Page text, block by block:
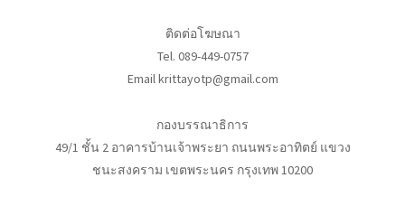
ติดต่อโฆษณา
Tel. 089-449-0757
Email krittayotp@gmail.com
กองบรรณาธิการ
49/1 ชั้น 2 อาคารบ้านเจ้าพระยา ถนนพระอาทิตย์ แขวง
ชนะสงคราม เขตพระนคร กรุงเทพ 10200